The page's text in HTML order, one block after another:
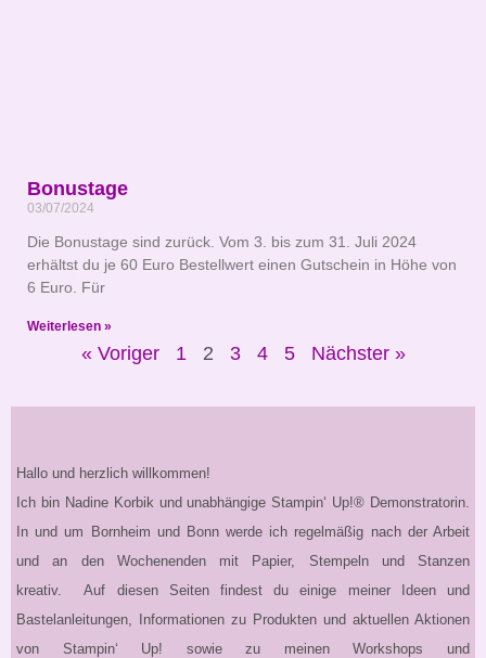
Bonustage
03/07/2024
Die Bonustage sind zurück. Vom 3. bis zum 31. Juli 2024
erhältst du je 60 Euro Bestellwert einen Gutschein in Höhe von
6 Euro. Für
Weiterlesen »
« Voriger 1 2 3 4 5 Nächster »
Hallo und herzlich willkommen!
Ich bin Nadine Korbik und unabhängige Stampin‘ Up!® Demonstratorin.
In und um Bornheim und Bonn werde ich regelmäßig nach der Arbeit
und an den Wochenenden mit Papier, Stempeln und Stanzen
kreativ. Auf diesen Seiten findest du einige meiner Ideen und
Bastelanleitungen, Informationen zu Produkten und aktuellen Aktionen
von Stampin‘ Up! sowie zu meinen Workshops und